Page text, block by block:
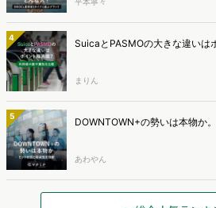
4 SuicaとPASMOの大きな違いは
まりん
5 DOWNTOWN+の勢いは本物か
あわやん